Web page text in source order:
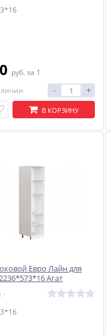
руб. за 1
- +
В КОРЗИНУ
Евро Лайн для
Агат
-